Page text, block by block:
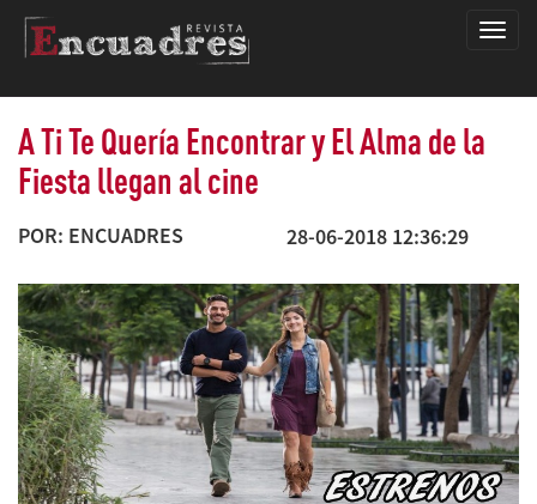
A Ti Te Quería Encontrar y El Alma de la
Fiesta llegan al cine
POR: ENCUADRES 28-06-2018 12:36:29